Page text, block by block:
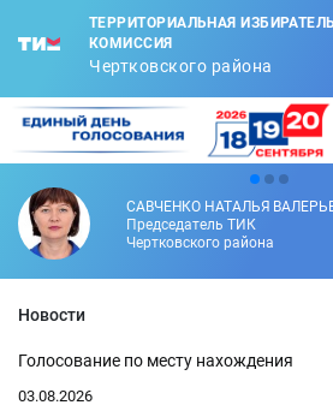
ТЕРРИТОРИАЛЬНАЯ
КОМИССИЯ
Чертковского района
САВЧЕНКО НАТАЛЬЯ
Председатель ТИК
Чертковского района
Новости
Голосование по месту нахождения
03.08.2026